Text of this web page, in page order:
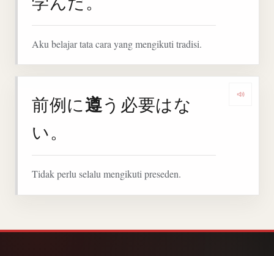
Aku belajar tata cara yang mengikuti tradisi.
前例に遵う必要はな
い。
Tidak perlu selalu mengikuti preseden.